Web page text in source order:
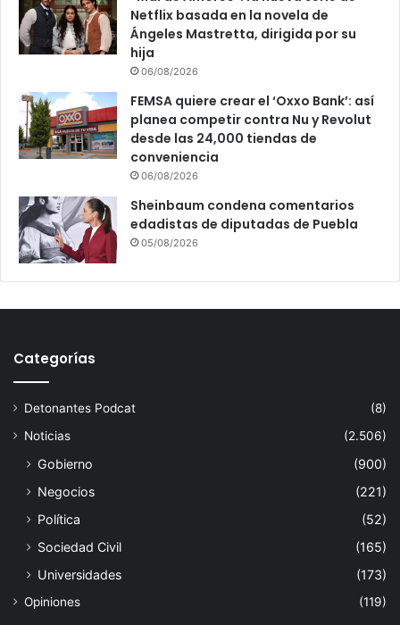
Netflix basada en la novela de
Ángeles Mastretta, dirigida por su
hija
06/08/2026
FEMSA quiere crear el ‘Oxxo Bank’: así
planea competir contra Nu y Revolut
desde las 24,000 tiendas de
conveniencia
06/08/2026
Sheinbaum condena comentarios
edadistas de diputadas de Puebla
05/08/2026
Categorías
Detonantes Podcat
(8)
Noticias
(2.506)
Gobierno
(900)
Negocios
(221)
Política
(52)
Sociedad Civil
(165)
Universidades
(173)
Opiniones (119)